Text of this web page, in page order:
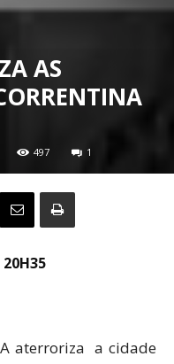
AS
497 1
20H35
aterroriza a cidade